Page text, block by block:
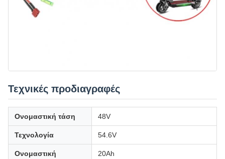
Τεχνικές προδιαγραφές
Ονομαστική τάση 48V
Τεχνολογία 54.6V
Ονομαστική
20Ah